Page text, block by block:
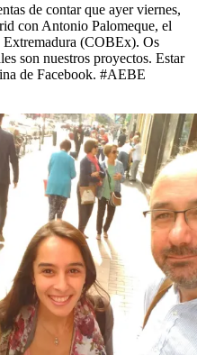
de contar que ayer viernes,
con Antonio Palomeque, el
(COBEx). Os
son nuestros proyectos. Estar
de Facebook. #AEBE